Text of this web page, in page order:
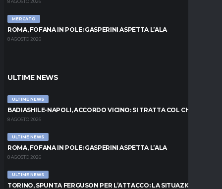
8 AGOSTO 2026
MERCATO
ROMA, FOFANA IN POLE: GASPERINI ASPETTA L’ALA
8 AGOSTO 2026
ULTIME NEWS
ULTIME NEWS
BADIASHILE-NAPOLI, ACCORDO VICINO: SI TRATTA COL CHELSEA
8 AGOSTO 2026
ULTIME NEWS
ROMA, FOFANA IN POLE: GASPERINI ASPETTA L’ALA
8 AGOSTO 2026
ULTIME NEWS
TORINO, SPUNTA FERGUSON PER L’ATTACCO: LA SITUAZIONE